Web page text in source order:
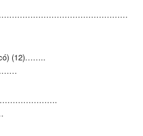
(12)……..